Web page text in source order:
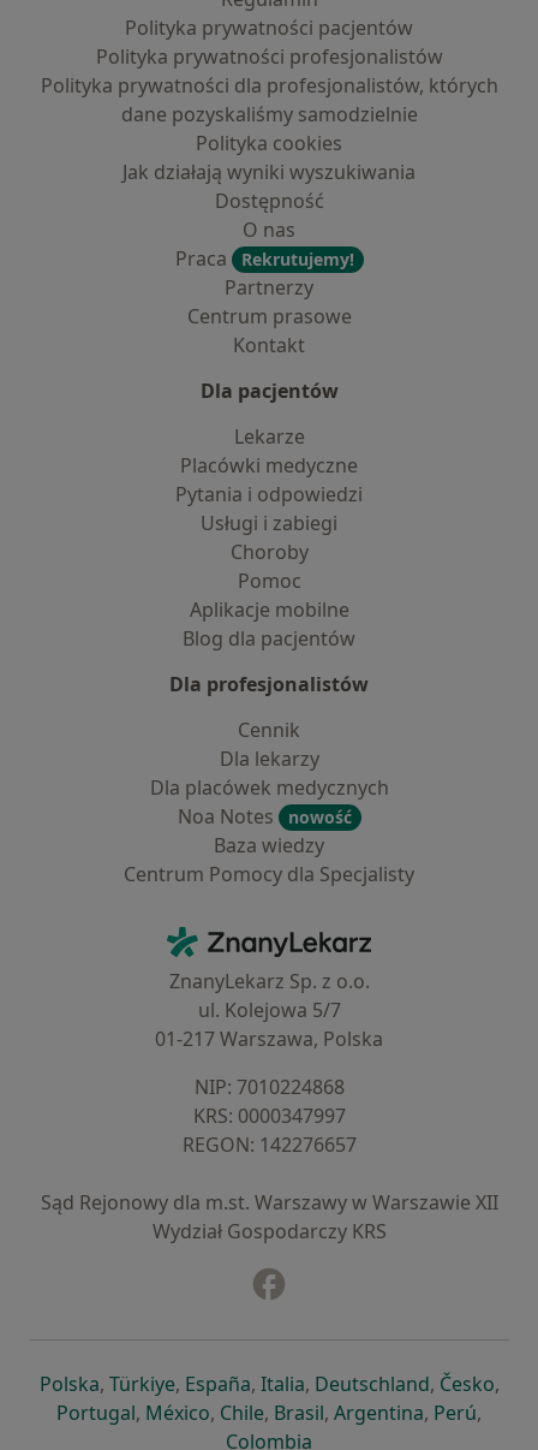
Polityka prywatności pacjentów
Polityka prywatności profesjonalistów
Polityka prywatności dla profesjonalistów, których
dane pozyskaliśmy samodzielnie
Polityka cookies
Jak działają wyniki wyszukiwania
Dostępność
O nas
Praca
Rekrutujemy!
Partnerzy
Centrum prasowe
Kontakt
Dla pacjentów
Lekarze
Placówki medyczne
Pytania i odpowiedzi
Usługi i zabiegi
Choroby
Pomoc
Aplikacje mobilne
Blog dla pacjentów
Dla profesjonalistów
Cennik
Dla lekarzy
Dla placówek medycznych
Noa Notes
nowość
Baza wiedzy
Centrum Pomocy dla Specjalisty
ZnanyLekarz - Strona główna
ZnanyLekarz Sp. z o.o.
ul. Kolejowa 5/7
01-217 Warszawa, Polska
NIP: ⁠7010224868
KRS: ⁠0000347997
REGON: ⁠142276657
Sąd Rejonowy dla m.st. Warszawy w Warszawie XII
Wydział Gospodarczy KRS
Polskaotwiera się w nowej karcie
, Türkiyeotwiera się w nowej karcie
, Españaotwiera się w nowej karcie
, Italiaotwiera się w nowej
, Deutschlandotwiera się
, Česko,
Portugalotwiera się w nowej karcie
, Méxicootwiera się w nowej karcie
, Chileotwiera się w nowej karcie
, Brasilotwiera się w nowej
, Argentinaotwiera się
, Perú,
Colombia